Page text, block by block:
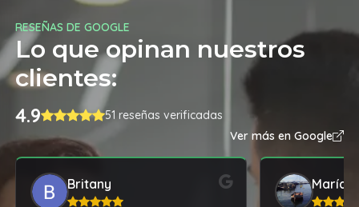
RESEÑAS DE GOOGLE
Lo que opinan nuestros
clientes:
4.9
51 reseñas verificadas
Ver más en Google
Britany María